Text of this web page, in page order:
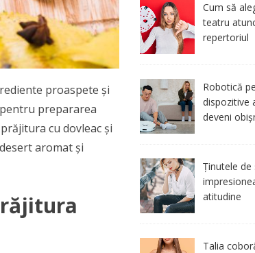
proaspete și
prepararea
cu dovleac și
aromat și
Cum să
teatru
repertoriul
Robotică
dispozitive
deveni
Ținutele
atitudine
Talia